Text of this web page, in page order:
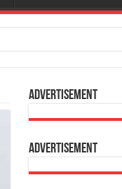
Advertisement
Advertisement